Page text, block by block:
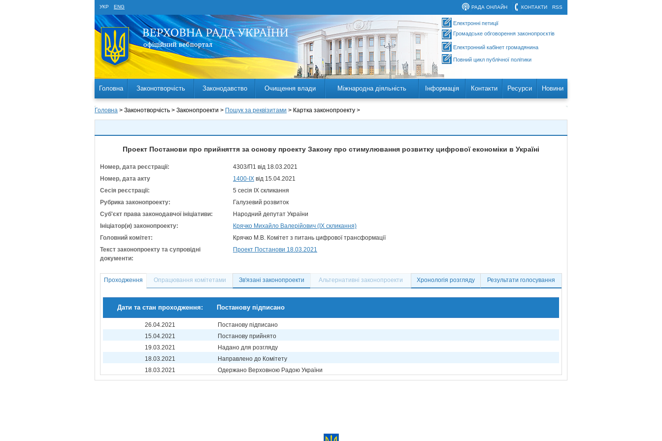
УКР ENG RSS
КОНТАКТИ
РАДА ОНЛАЙН
Електронні петиції
Громадське обговорення законопроєктів
Електронний кабінет громадянина
Повний цикл публічної політики
Головна Законотворчість Законодавство Очищення влади Міжнародна діяльність Інформація Контакти Ресурси Новини
Головна > Законотворчість > Законопроекти > Пошук за реквізитами > Картка законопроекту >
Проект Постанови про прийняття за основу проекту Закону про стимулювання розвитку цифрової економіки в Україні
Номер, дата реєстрації:
4303/П1 від 18.03.2021
Номер, дата акту
1400-IX від 15.04.2021
Сесія реєстрації:
5 сесія IX скликання
Рубрика законопроекту:
Галузевий розвиток
Суб'єкт права законодавчої ініціативи:
Народний депутат України
Ініціатор(и) законопроекту:
Крячко Михайло Валерійович (IX скликання)
Головний комітет:
Крячко М.В. Комітет з питань цифрової трансформації
Текст законопроекту та супровідні
документи:
Проект Постанови 18.03.2021
Проходження Опрацювання комітетами Зв'язані законопроекти Альтернативні законопроекти Хронологія розгляду Результати голосування
Дати та стан проходження: Постанову підписано
26.04.2021
Постанову підписано
15.04.2021
Постанову прийнято
19.03.2021
Надано для розгляду
18.03.2021
Направлено до Комітету
18.03.2021
Одержано Верховною Радою України